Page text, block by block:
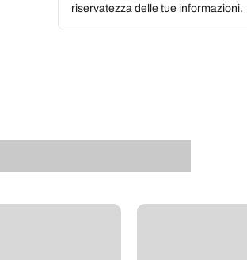
riservatezza delle tue informazioni.